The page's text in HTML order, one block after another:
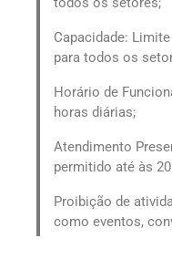
Capacidade:
para todos os
Horário de
horas diárias;
Atendimento
permitido até às
Proibição de
como eventos,